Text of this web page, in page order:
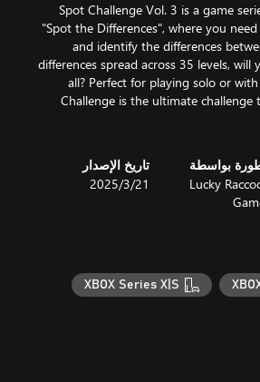
Spot Challenge Vol. 3 is a game
"Spot the Differences", where you
and identify the differences
differences spread across 35 levels,
all? Perfect for playing solo or
Challenge is the ultimate
بواسطة
Lucky
تاريخ الإصدار
21‏/3‏/2025
XBOX Series X|S